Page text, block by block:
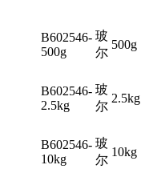
B602546-
500g
玻
尔
500g
B602546-
2.5kg
玻
尔
2.5kg
B602546-
10kg
玻
尔
10kg